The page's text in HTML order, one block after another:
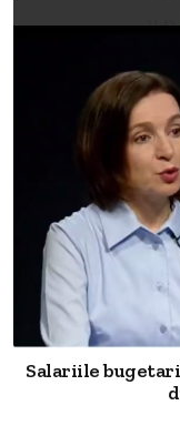
Salariile